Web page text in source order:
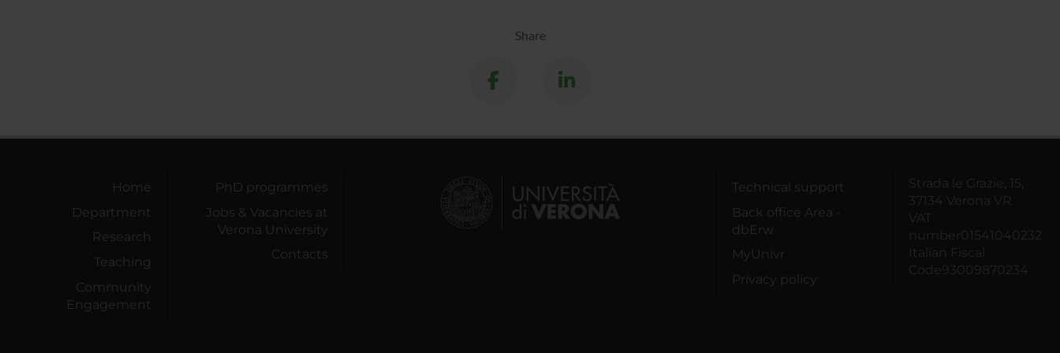
Share
Home
Department
Research
Teaching
Community
Engagement
PhD programmes
Jobs & Vacancies at
Verona University
Contacts
Technical support
Back office Area -
dbErw
MyUnivr
Privacy policy
Strada le Grazie, 15,
37134 Verona VR
VAT
number01541040232
Italian Fiscal
Code93009870234